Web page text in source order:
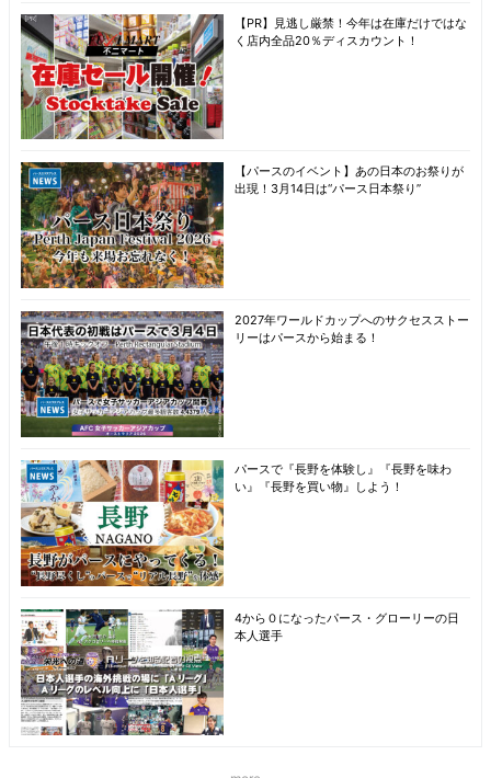
【PR】見逃し厳禁！今年は在庫だけではな
く店内全品20％ディスカウント！
【パースのイベント】あの日本のお祭りが
出現！3月14日は“パース日本祭り”
2027年ワールドカップへのサクセスストー
リーはパースから始まる！
パースで『長野を体験し』『長野を味わ
い』『長野を買い物』しよう！
4から０になったパース・グローリーの日
本人選手